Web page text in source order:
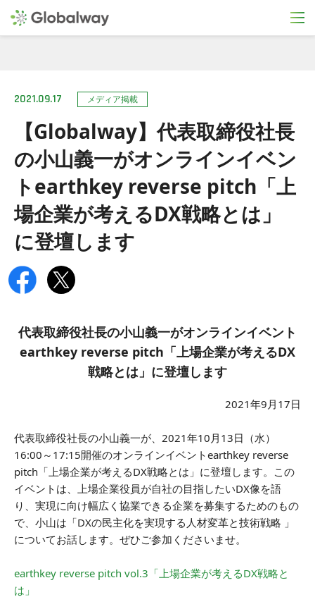
【Globalway】代表取締役社長
の小山義一がオンラインイベン
トearthkey reverse pitch「上
場企業が考えるDX戦略とは」
に登壇します
2021.09.17 メディア掲載
代表取締役社長の小山義一がオンラインイベント
earthkey reverse pitch「上場企業が考えるDX
戦略とは」に登壇します
2021年9月17日
代表取締役社長の小山義一が、2021年10月13日（水）
16:00～17:15開催のオンラインイベントearthkey reverse
pitch「上場企業が考えるDX戦略とは」に登壇します。この
イベントは、上場企業役員が自社の目指したいDX像を語
り、実現に向け幅広く協業できる企業を募集するためのもの
で、小山は「DXの民主化を実現する人材変革と技術戦略 」
についてお話します。ぜひご参加くださいませ。
earthkey reverse pitch vol.3「上場企業が考えるDX戦略と
は」